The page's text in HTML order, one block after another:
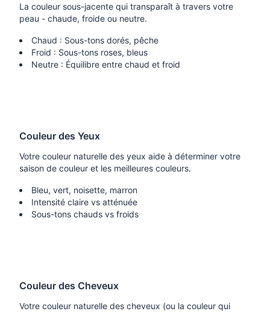
La couleur sous-jacente qui transparaît à travers votre
peau - chaude, froide ou neutre.
Chaud : Sous-tons dorés, pêche
Froid : Sous-tons roses, bleus
Neutre : Équilibre entre chaud et froid
Couleur des Yeux
Votre couleur naturelle des yeux aide à déterminer votre
saison de couleur et les meilleures couleurs.
Bleu, vert, noisette, marron
Intensité claire vs atténuée
Sous-tons chauds vs froids
Couleur des Cheveux
Votre couleur naturelle des cheveux (ou la couleur qui